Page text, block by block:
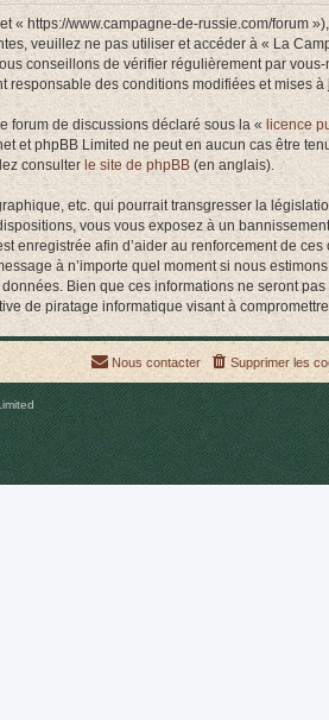
https://www.campagne-de-russie.com/forum
veuillez ne pas utiliser et accéder à « La
conseillons de vérifier régulièrement par
responsable des conditions modifiées et mises à
forum de discussions déclaré sous la «licence
et phpBB Limited ne peut en aucun cas être
consulter le site de phpBB (en anglais).
etc. qui pourrait transgresser la
vous vous exposez à un
enregistrée afin d’aider au renforcement de
à n’importe quel moment si nous
Bien que ces informations ne seront
de piratage informatique visant à
Supprimer les
Nous contacter